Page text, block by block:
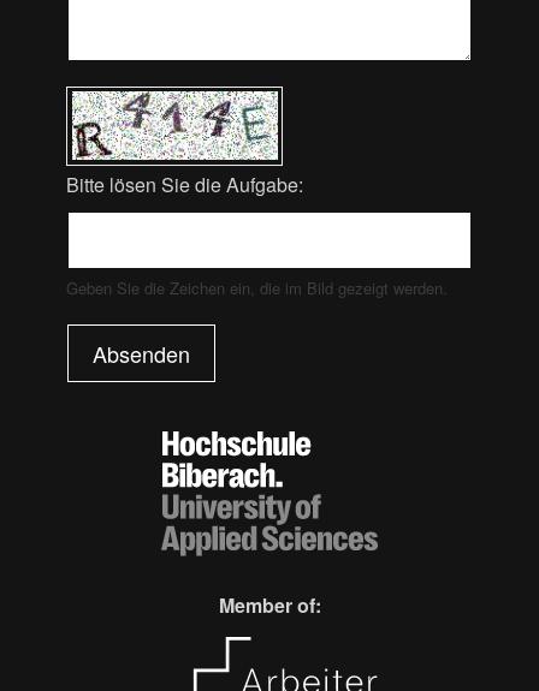
Bitte lösen Sie die Aufgabe:
Geben Sie die Zeichen ein, die im Bild gezeigt werden.
Absenden
Member of: